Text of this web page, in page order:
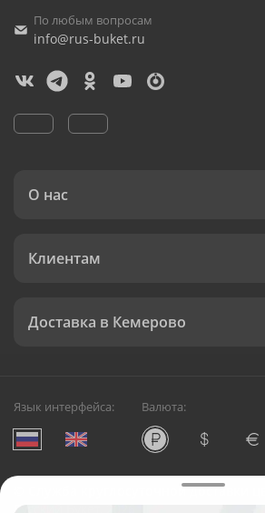
По любым вопросам
info@rus-buket.ru
О нас
Клиентам
Доставка в Кемерово
Язык интерфейса: Валюта:
Служба круглосуточной доставки
Русский Букет, 2026